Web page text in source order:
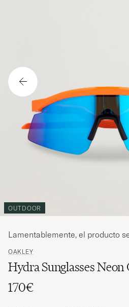
OUTDOOR
OAKLEY
Hydra Sunglasses Neon
170€
Lamentablemente, el producto